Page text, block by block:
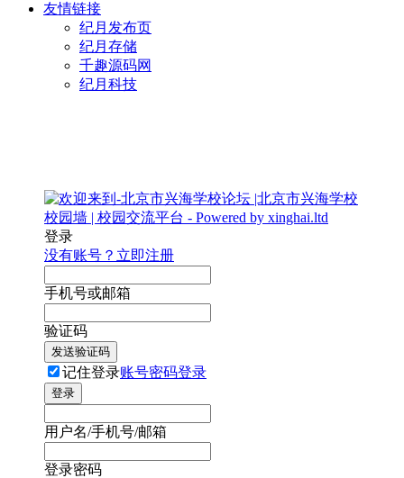
友情链接
纪月发布页
纪月存储
千趣源码网
纪月科技
登录
没有账号？立即注册
手机号或邮箱
验证码
发送验证码
记住登录账号密码登录
登录
用户名/手机号/邮箱
登录密码